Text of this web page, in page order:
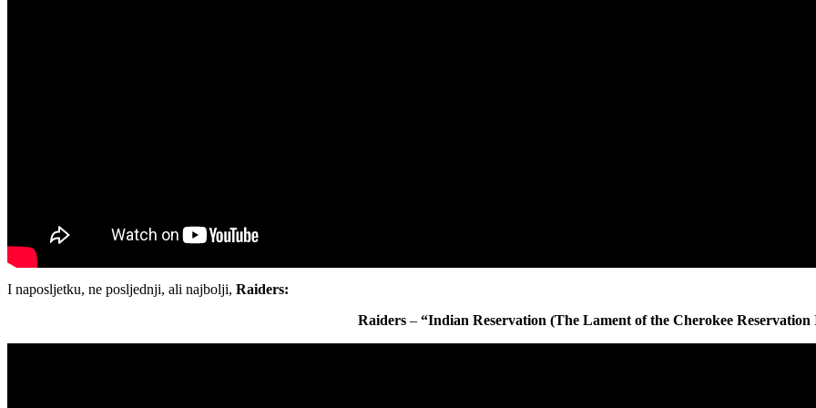
I naposljetku, ne posljednji, ali najbolji, Raiders:
Raiders– “Indian Reservation (The Lament of the Cherokee Reservation